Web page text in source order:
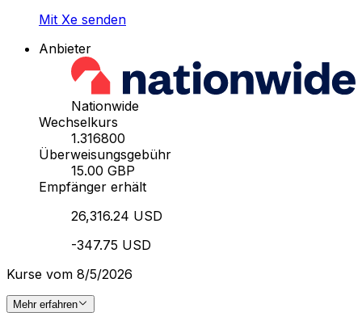
Mit Xe senden
Anbieter
Nationwide
Wechselkurs
1.316800
Überweisungsgebühr
15.00 GBP
Empfänger erhält
26,316.24 USD
-347.75 USD
Kurse vom 8/5/2026
Mehr erfahren